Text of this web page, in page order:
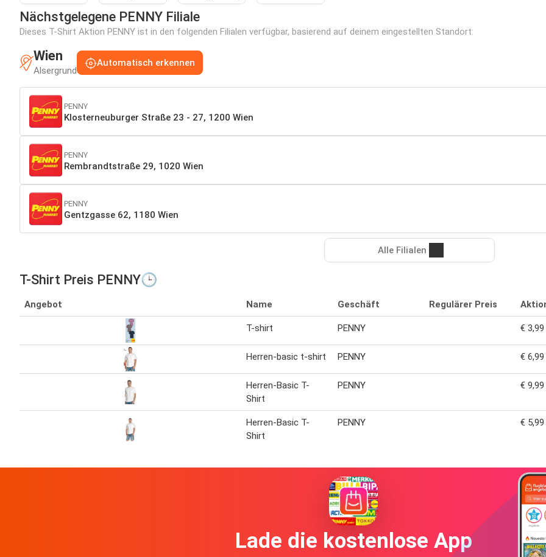
Nächstgelegene PENNY Filiale
Dieses T-Shirt Aktion PENNY ist in den folgenden Filialen verfügbar, basierend auf deinem eingestellten Standort:
Wien
Alsergrund
Automatisch erkennen
PENNY
Klosterneuburger Straße 23 - 27, 1200 Wien
PENNY
Rembrandtstraße 29, 1020 Wien
PENNY
Gentzgasse 62, 1180 Wien
Alle Filialen
T-Shirt Preis PENNY🕒
Angebot Name Geschäft Regulärer Preis
T-shirt PENNY € 3,99
Herren-basic t-shirt PENNY € 6,99
Herren-Basic T-
Shirt
PENNY € 9,99
Herren-Basic T-
Shirt
PENNY € 5,99
Lade die kostenlose App